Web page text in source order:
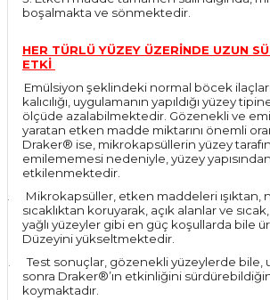
boşalmakta ve sönmektedir.
HER TÜRLÜ YÜZEY ÜZERİNDE UZUN
ETKİ
Emülsiyon şeklindeki normal böcek
kalıcılığı, uygulamanın yapıldığı yüzey
ölçüde azalabilmektedir. Gözenekli ve
yaratan etken madde miktarını önemli
Draker® ise, mikrokapsüllerin yüzey
emilememesi nedeniyle, yüzey
etkilenmektedir.
Mikrokapsüller, etken maddeleri ışıktan,
sıcaklıktan koruyarak, açık alanlar ve
yağlı yüzeyler gibi en güç koşullarda bile
Düzeyini yükseltmektedir.
Test sonuçlar, gözenekli yüzeylerde bile,
sonra Draker®’ın etkinliğini
koymaktadır.